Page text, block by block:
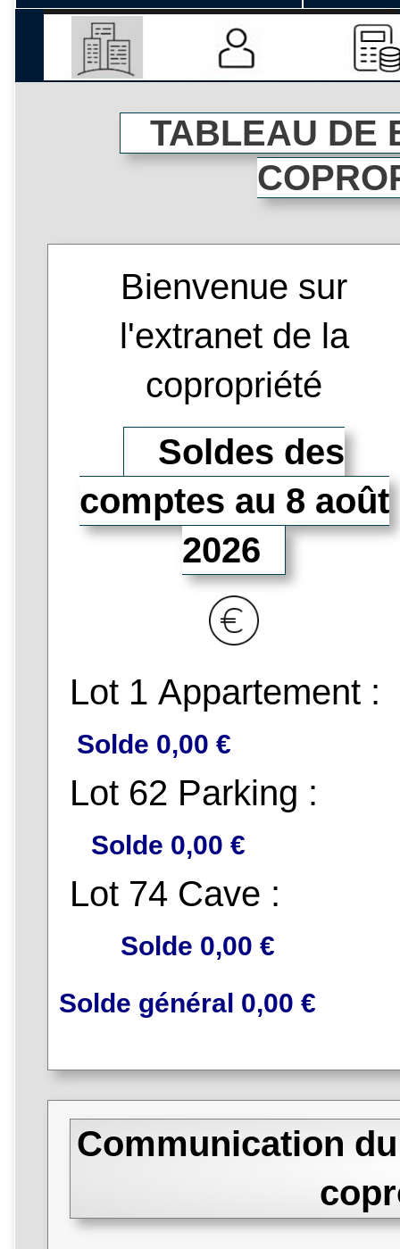
TABLEAU DE
Bienvenue sur
l'extranet de la
copropriété
Soldes des
comptes au 8 août
2026
Lot 1 Appartement :
Solde 0,00 €
Lot 62 Parking :
Solde 0,00 €
Lot 74 Cave :
Solde 0,00 €
Solde général 0,00 €
Communication